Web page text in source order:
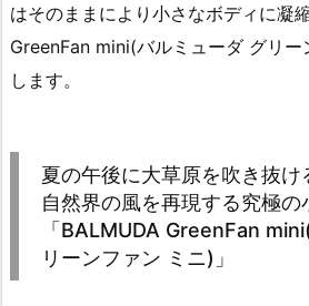
はそのままにより小さなボディに凝
GreenFan mini(バルミューダ グリー
します。
夏の午後に大草原を吹き抜け
自然界の風を再現する究極の
「BALMUDA GreenFan
リーンファン ミニ)」